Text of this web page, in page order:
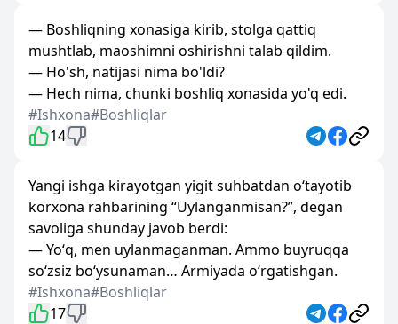
— Boshliqning xonasiga kirib, stolga qattiq
mushtlab, maoshimni oshirishni talab qildim.
— Ho'sh, natijasi nima bo'ldi?
— Hech nima, chunki boshliq xonasida yo'q edi.
#Ishxona#Boshliqlar
14
Yangi ishga kirayotgan yigit suhbatdan oʻtayotib
korxona rahbarining “Uylanganmisan?”, degan
savoliga shunday javob berdi:
— Yoʻq, men uylanmaganman. Ammo buyruqqa
soʻzsiz boʻysunaman… Armiyada oʻrgatishgan.
#Ishxona#Boshliqlar
17